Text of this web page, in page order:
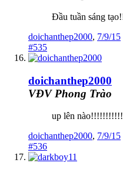
Đầu tuần sáng
doichanthep2000, 7/9/15
#535
doichanthep2000
VĐV Phong Trào
up lên nào!!!!!!!!!!!
doichanthep2000, 7/9/15
#536